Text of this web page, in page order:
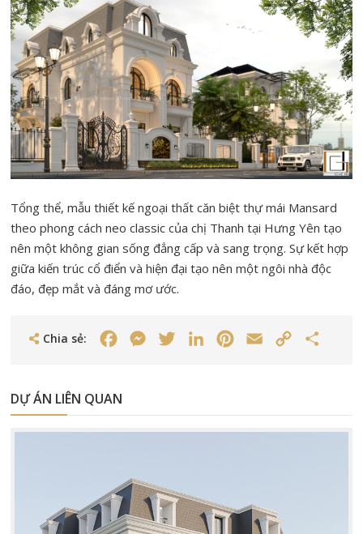
Tổng thể, mẫu thiết kế ngoại thất căn biệt thự mái Mansard
theo phong cách neo classic của chị Thanh tại Hưng Yên tạo
nên một không gian sống đẳng cấp và sang trọng. Sự kết hợp
giữa kiến trúc cổ điển và hiện đại tạo nên một ngôi nhà độc
đáo, đẹp mắt và đáng mơ ước.
Chia sẻ: FacebookMessenger
TwitterLinkedInPinterest
Email
Copy
DỰ ÁN LIÊN QUAN